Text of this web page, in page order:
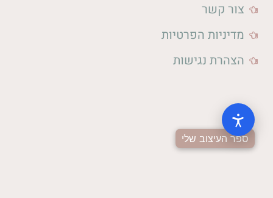
צור קשר
מדיניות הפרטיות
הצהרת נגישות
ספר העיצוב שלי